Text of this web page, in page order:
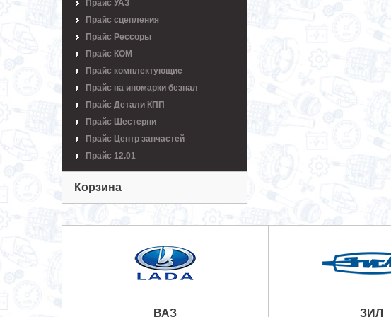
Прайс УАЗ
Прайс сцепления
Прайс Рессоры
Прайс КОМ
Прайс комплектующие
Прайс на иномарки безнал
Прайс Детали КПП
Прайс Шестерни
Прайс Центр запчастей
Прайс 12.01
Корзина
ВАЗ ЗИЛ